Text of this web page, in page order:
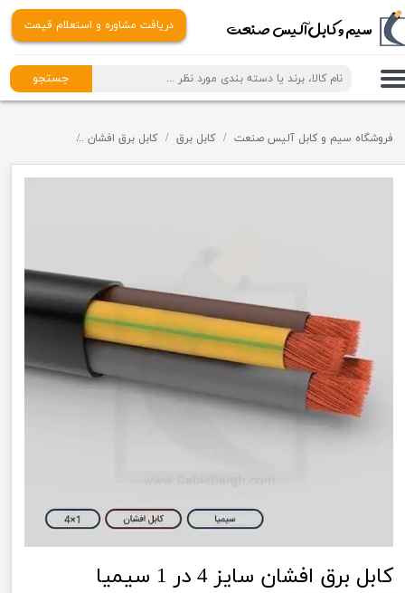
​​سیم و کابل آلیس صنعت
جستجو
دریافت مشاوره و استعلام قیمت
فروشگاه سیم و کابل آلیس صنعت کابل برق کابل برق افشان
کابل برق افشان سایز 4 در 1 سیمیا